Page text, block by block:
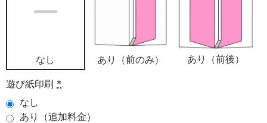
なし あり（前のみ） あり（前後）
遊び紙印刷 *
なし
あり（追加料金）